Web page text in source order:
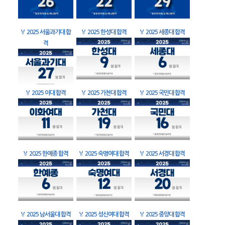
🏅 2025 서울과기대 합
격
🏅 2025 한성대 합격 🏅 2025 세종대 합격
🏅 2025 이대 합격 🏅 2025 가천대 합격 🏅 2025 국민대 합격
🏅 2025 한예종 합격 🏅 2025 숙명여대 합격 🏅 2025 서경대 합격
🏅 2025 남서울대 합격 🏅 2025 성신여대 합격 🏅 2025 중앙대 합격